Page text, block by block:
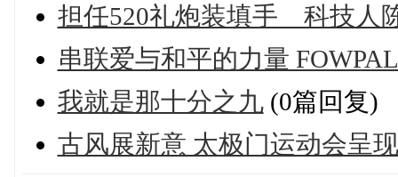
担任520礼炮装填手 科技人
串联爱与和平的力量
我就是那十分之九(0篇回复)
古风展新意 太极门运动会呈